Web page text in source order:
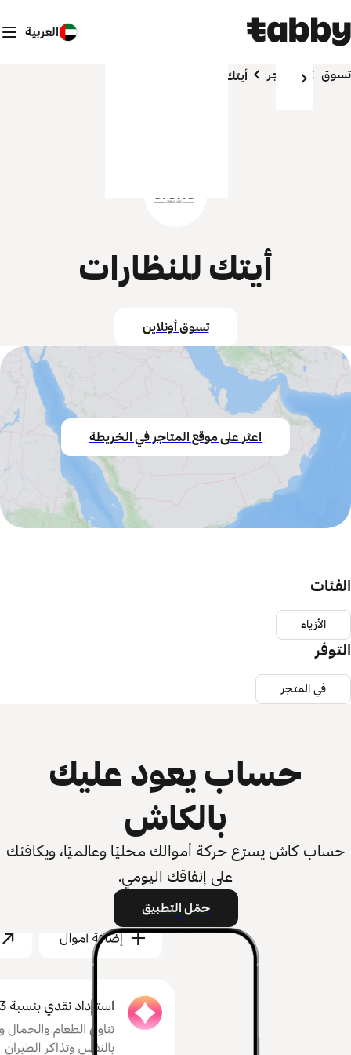
العربية
تسوق المتاجر أيتك للنظارات
أيتك للنظارات
تسوق أونلاين
اعثر على موقع المتاجر في الخريطة
الفئات
الأزياء
التوفر
في المتجر
حساب يعود عليك
بالكاش
حساب كاش يسرّع حركة أموالك محليًا وعالميًا، ويكافئك
على إنفاقك اليومي.
حمّل التطبيق